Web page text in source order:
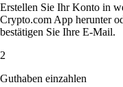
Erstellen Sie Ihr Konto in
Crypto.com App herunter
bestätigen Sie Ihre E-Mail.
2
Guthaben einzahlen